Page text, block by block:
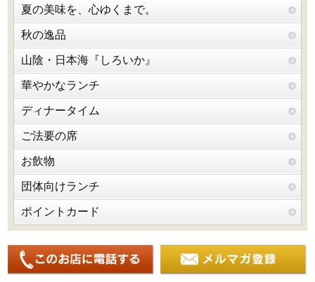
夏の美味を、心ゆくまで。
秋の逸品
山陰・日本海『しろいか』
華やかなランチ
ディナータイム
ご法要の席
お飲物
団体向けランチ
ポイントカード